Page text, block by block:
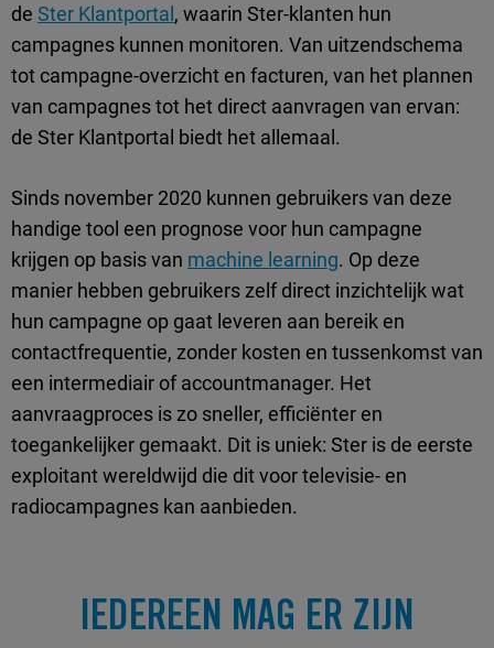
de Ster Klantportal, waarin Ster-klanten hun
campagnes kunnen monitoren. Van uitzendschema
tot campagne-overzicht en facturen, van het plannen
van campagnes tot het direct aanvragen van ervan:
de Ster Klantportal biedt het allemaal.
Sinds november 2020 kunnen gebruikers van deze
handige tool een prognose voor hun campagne
krijgen op basis van machine learning. Op deze
manier hebben gebruikers zelf direct inzichtelijk wat
hun campagne op gaat leveren aan bereik en
contactfrequentie, zonder kosten en tussenkomst van
een intermediair of accountmanager. Het
aanvraagproces is zo sneller, efficiënter en
toegankelijker gemaakt. Dit is uniek: Ster is de eerste
exploitant wereldwijd die dit voor televisie- en
radiocampagnes kan aanbieden.
IEDEREEN MAG ER ZIJN